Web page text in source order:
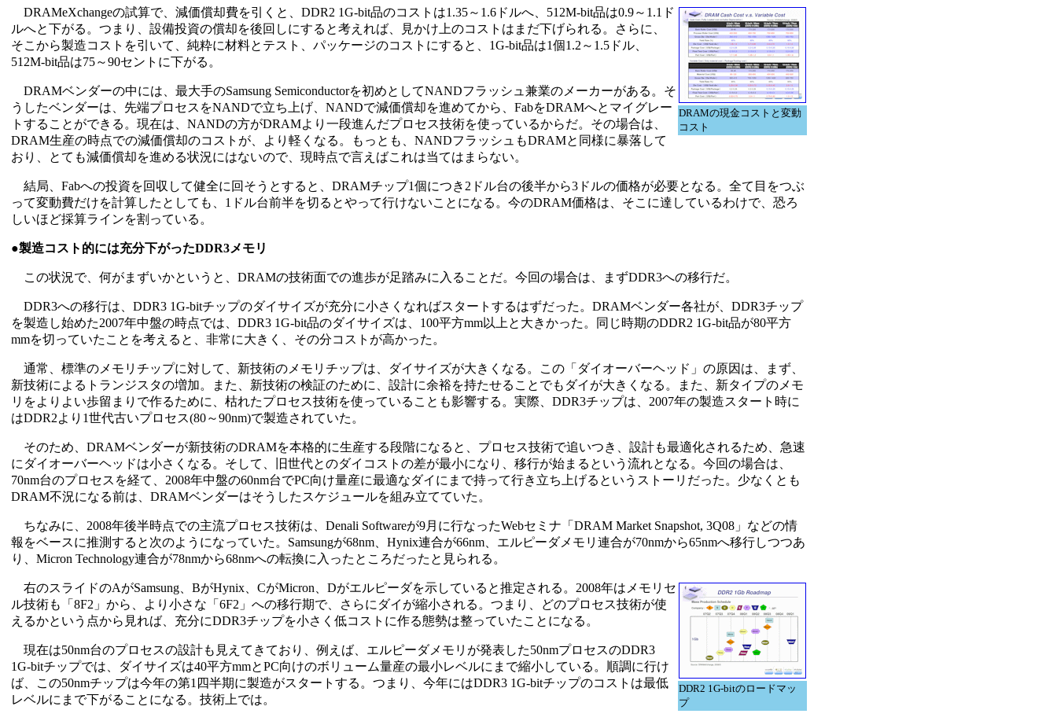
DRAMの現金コストと変動
コスト
DRAMeXchangeの試算で、減価償却費を引くと、DDR2 1G-bit品のコストは1.35～1.6ドルへ、512M-bit品は0.9～1.1ド
ルへと下がる。つまり、設備投資の償却を後回しにすると考えれば、見かけ上のコストはまだ下げられる。さらに、
そこから製造コストを引いて、純粋に材料とテスト、パッケージのコストにすると、1G-bit品は1個1.2～1.5ドル、
512M-bit品は75～90セントに下がる。
DRAMベンダーの中には、最大手のSamsung Semiconductorを初めとしてNANDフラッシュ兼業のメーカーがある。そ
うしたベンダーは、先端プロセスをNANDで立ち上げ、NANDで減価償却を進めてから、FabをDRAMへとマイグレー
トすることができる。現在は、NANDの方がDRAMより一段進んだプロセス技術を使っているからだ。その場合は、
DRAM生産の時点での減価償却のコストが、より軽くなる。もっとも、NANDフラッシュもDRAMと同様に暴落して
おり、とても減価償却を進める状況にはないので、現時点で言えばこれは当てはまらない。
結局、Fabへの投資を回収して健全に回そうとすると、DRAMチップ1個につき2ドル台の後半から3ドルの価格が必要となる。全て目をつぶ
って変動費だけを計算したとしても、1ドル台前半を切るとやって行けないことになる。今のDRAM価格は、そこに達しているわけで、恐ろ
しいほど採算ラインを割っている。
●製造コスト的には充分下がったDDR3メモリ
この状況で、何がまずいかというと、DRAMの技術面での進歩が足踏みに入ることだ。今回の場合は、まずDDR3への移行だ。
DDR3への移行は、DDR3 1G-bitチップのダイサイズが充分に小さくなればスタートするはずだった。DRAMベンダー各社が、DDR3チップ
を製造し始めた2007年中盤の時点では、DDR3 1G-bit品のダイサイズは、100平方mm以上と大きかった。同じ時期のDDR2 1G-bit品が80平方
mmを切っていたことを考えると、非常に大きく、その分コストが高かった。
通常、標準のメモリチップに対して、新技術のメモリチップは、ダイサイズが大きくなる。この「ダイオーバーヘッド」の原因は、まず、
新技術によるトランジスタの増加。また、新技術の検証のために、設計に余裕を持たせることでもダイが大きくなる。また、新タイプのメモ
リをよりよい歩留まりで作るために、枯れたプロセス技術を使っていることも影響する。実際、DDR3チップは、2007年の製造スタート時に
はDDR2より1世代古いプロセス(80～90nm)で製造されていた。
そのため、DRAMベンダーが新技術のDRAMを本格的に生産する段階になると、プロセス技術で追いつき、設計も最適化されるため、急速
にダイオーバーヘッドは小さくなる。そして、旧世代とのダイコストの差が最小になり、移行が始まるという流れとなる。今回の場合は、
70nm台のプロセスを経て、2008年中盤の60nm台でPC向け量産に最適なダイにまで持って行き立ち上げるというストーリだった。少なくとも
DRAM不況になる前は、DRAMベンダーはそうしたスケジュールを組み立てていた。
ちなみに、2008年後半時点での主流プロセス技術は、Denali Softwareが9月に行なったWebセミナ「DRAM Market Snapshot, 3Q08」などの情
報をベースに推測すると次のようになっていた。Samsungが68nm、Hynix連合が66nm、エルピーダメモリ連合が70nmから65nmへ移行しつつあ
り、Micron Technology連合が78nmから68nmへの転換に入ったところだったと見られる。
DDR2 1G-bitのロードマッ
プ
右のスライドのAがSamsung、BがHynix、CがMicron、Dがエルピーダを示していると推定される。2008年はメモリセ
ル技術も「8F2」から、より小さな「6F2」への移行期で、さらにダイが縮小される。つまり、どのプロセス技術が使
えるかという点から見れば、充分にDDR3チップを小さく低コストに作る態勢は整っていたことになる。
現在は50nm台のプロセスの設計も見えてきており、例えば、エルピーダメモリが発表した50nmプロセスのDDR3
1G-bitチップでは、ダイサイズは40平方mmとPC向けのボリューム量産の最小レベルにまで縮小している。順調に行け
ば、この50nmチップは今年の第1四半期に製造がスタートする。つまり、今年にはDDR3 1G-bitチップのコストは最低
レベルにまで下がることになる。技術上では。